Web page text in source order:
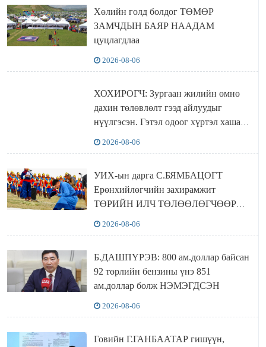
Хөлийн голд болдог ТӨМӨР
ЗАМЧДЫН БАЯР НААДАМ
цуцлагдлаа
2026-08-06
ХОХИРОГЧ: Зургаан жилийн өмнө
дахин төлөвлөлт гээд айлуудыг
нүүлгэсэн. Гэтэл одоог хүртэл хашаа
2026-08-06
УИХ-ын дарга С.БЯМБАЦОГТ
Ерөнхийлөгчийн захирамжит
ТӨРИЙН ИЛЧ ТӨЛӨӨЛӨГЧӨӨР
2026-08-06
Б.ДАШПҮРЭВ: 800 ам.доллар байсан
92 төрлийн бензины үнэ 851
ам.доллар болж НЭМЭГДСЭН
2026-08-06
Говийн Г.ГАНБААТАР гишүүн,